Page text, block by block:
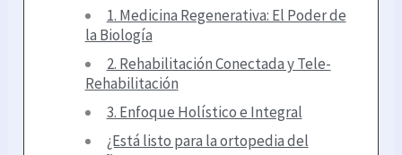
1. Medicina Regenerativa: El Poder de
la Biología
2. Rehabilitación Conectada y Tele-
Rehabilitación
3. Enfoque Holístico e Integral
¿Está listo para la ortopedia del